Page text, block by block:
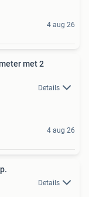
4 aug 26
met 2
Details
4 aug 26
Details